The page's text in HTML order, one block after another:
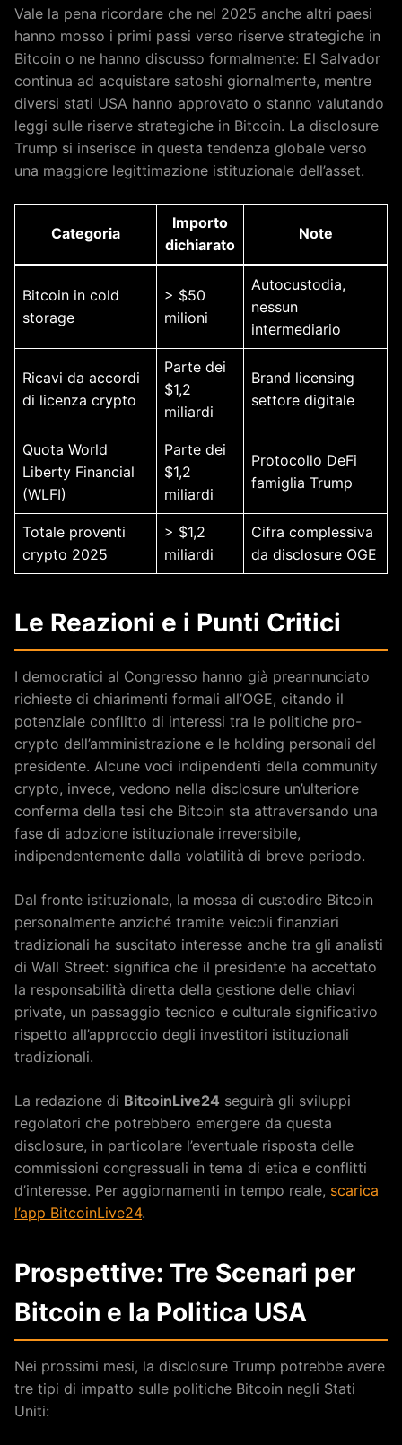
Vale la pena ricordare che nel 2025 anche altri paesi
hanno mosso i primi passi verso riserve strategiche in
Bitcoin o ne hanno discusso formalmente: El Salvador
continua ad acquistare satoshi giornalmente, mentre
diversi stati USA hanno approvato o stanno valutando
leggi sulle riserve strategiche in Bitcoin. La disclosure
Trump si inserisce in questa tendenza globale verso
una maggiore legittimazione istituzionale dell’asset.
Categoria
Importo
dichiarato
Note
Bitcoin in cold
storage
> $50
milioni
Autocustodia,
nessun
intermediario
Ricavi da accordi
di licenza crypto
Parte dei
$1,2
miliardi
Brand licensing
settore digitale
Quota World
Liberty Financial
(WLFI)
Parte dei
$1,2
miliardi
Protocollo DeFi
famiglia Trump
Totale proventi
crypto 2025
> $1,2
miliardi
Cifra complessiva
da disclosure OGE
Le Reazioni e i Punti Critici
I democratici al Congresso hanno già preannunciato
richieste di chiarimenti formali all’OGE, citando il
potenziale conflitto di interessi tra le politiche pro-
crypto dell’amministrazione e le holding personali del
presidente. Alcune voci indipendenti della community
crypto, invece, vedono nella disclosure un’ulteriore
conferma della tesi che Bitcoin sta attraversando una
fase di adozione istituzionale irreversibile,
indipendentemente dalla volatilità di breve periodo.
Dal fronte istituzionale, la mossa di custodire Bitcoin
personalmente anziché tramite veicoli finanziari
tradizionali ha suscitato interesse anche tra gli analisti
di Wall Street: significa che il presidente ha accettato
la responsabilità diretta della gestione delle chiavi
private, un passaggio tecnico e culturale significativo
rispetto all’approccio degli investitori istituzionali
tradizionali.
La redazione di BitcoinLive24 seguirà gli sviluppi
regolatori che potrebbero emergere da questa
disclosure, in particolare l’eventuale risposta delle
commissioni congressuali in tema di etica e conflitti
d’interesse. Per aggiornamenti in tempo reale, scarica
l’app BitcoinLive24.
Prospettive: Tre Scenari per
Bitcoin e la Politica USA
Nei prossimi mesi, la disclosure Trump potrebbe avere
tre tipi di impatto sulle politiche Bitcoin negli Stati
Uniti: